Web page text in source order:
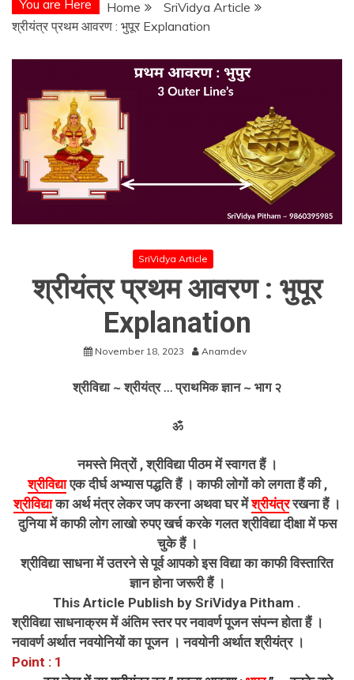
You are Here Home
SriVidya Article
श्रीयंत्र प्रथम आवरण : भुपूर Explanation
SriVidya Article
श्रीयंत्र प्रथम आवरण : भुपूर
Explanation
November 18, 2023 Anamdev
श्रीविद्या ~ श्रीयंत्र … प्राथमिक ज्ञान ~ भाग २
ॐ
नमस्ते मित्रों , श्रीविद्या पीठम में स्वागत हैं ।
श्रीविद्याएक दीर्घ अभ्यास पद्धति हैं । काफी लोगों को लगता हैं की ,
श्रीविद्याका अर्थ मंत्र लेकर जप करना अथवा घर मेंश्रीयंत्ररखना हैं ।
दुनिया में काफी लोग लाखो रुपए खर्च करके गलत श्रीविद्या दीक्षा में फस
चुके हैं ।
श्रीविद्या साधना में उतरने से पूर्व आपको इस विद्या का काफी विस्तारित
ज्ञान होना जरूरी हैं ।
This Article Publish by SriVidya Pitham .
श्रीविद्या साधनाक्रम में अंतिम स्तर पर नवावर्ण पूजन संपन्न होता हैं ।
नवावर्ण अर्थात नवयोनियों का पूजन । नवयोनी अर्थात श्रीयंत्र ।
Point : 1